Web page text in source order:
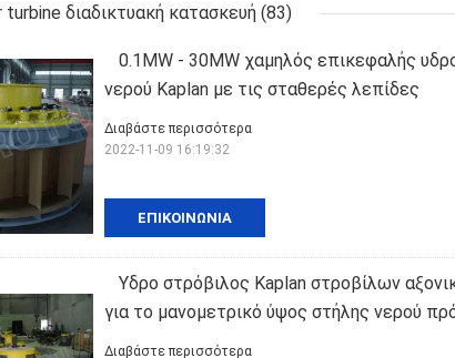
διαδικτυακή κατασκευή (83)
0.1MW - 30MW χαμηλός επικεφαλής
νερού Kaplan με τις σταθερές λεπίδες
ΕΠΙΚΟΙΝΩΝΊΑ
Διαβάστε περισσότερα
2022-11-09 16:19:32
Υδρο στρόβιλος Kaplan στροβίλων
για το μανομετρικό ύψος στήλης νερού
Διαβάστε περισσότερα